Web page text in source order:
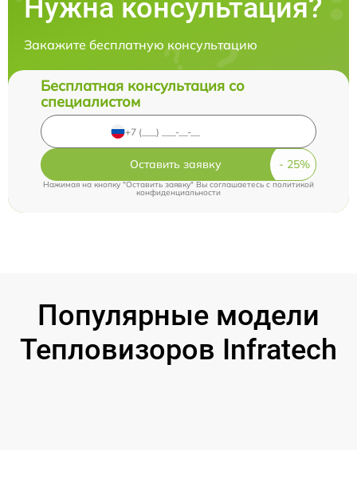
Нужна консультация?
Закажите бесплатную консультацию
Бесплатная консультация со
специалистом
Оставить заявку
Нажимая на кнопку "Оставить заявку" Вы соглашаетесь c политикой
конфиденциальности
Популярные модели
Тепловизоров Infratech